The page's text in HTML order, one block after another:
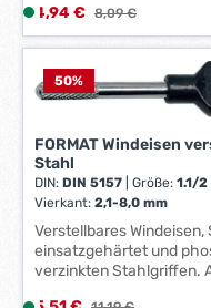
3
W
r
a
g
e
*
*
in Kunststoffbox. Anwendung: Zum Kernlochbohren,
Gewindeschneiden und
den Einsatz auf Akku-
Handbohrmaschinen
stationären
in Stählen bis 850 N/
Kupfer, Messing und
Montagearbeiten und Kleinserien. Hinweis:
nicht über
Schneidöl verwenden. Hersteller: Einkaufsbüro Deutscher
+4920260960,
Verkaufspreis:
L
i
f
e
z
e
i
t
:
1
4,94 € Regulärer Preis:
8,09 €
50%
FORMAT Windeisen
Stahl
DIN:DIN 5157 Größe:1.1/2
Vierkant:2,1-8,0 mm
Verstellbares Windeisen, Stahl Ausführung: Die
einsatzgehärtet und
verzinkten Stahlgriffen. Anwendung: Für die Aufnahme von